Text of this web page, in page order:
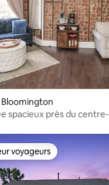
spacieux près du
parmi les plus
voyageurs